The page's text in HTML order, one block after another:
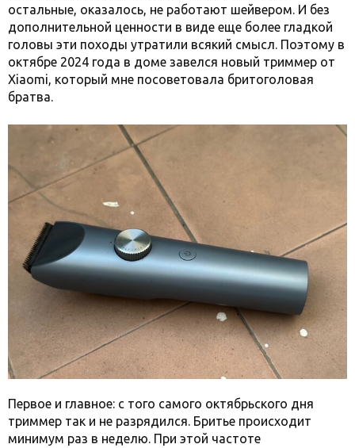
остальные, оказалось, не работают шейвером. И без
дополнительной ценности в виде еще более гладкой
головы эти походы утратили всякий смысл. Поэтому в
октябре 2024 года в доме завелся новый триммер от
Xiaomi, который мне посоветовала бритоголовая
братва.
Первое и главное: с того самого октябрьского дня
триммер так и не разрядился. Бритье происходит
минимум раз в неделю. При этой частоте